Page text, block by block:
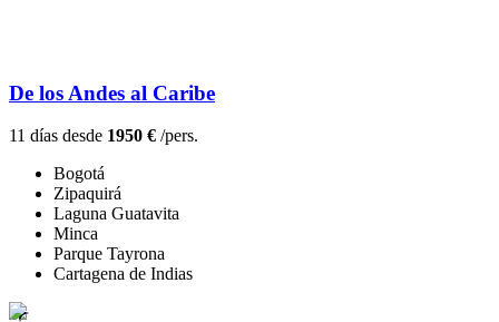
De los Andes al Caribe
11 días desde 1950 € /pers.
Bogotá
Zipaquirá
Laguna Guatavita
Minca
Parque Tayrona
Cartagena de Indias